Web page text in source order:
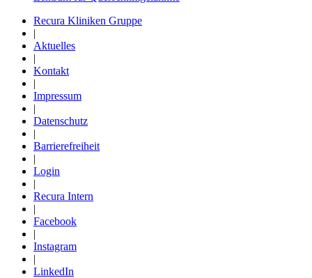
Recura Kliniken Gruppe
|
Aktuelles
|
Kontakt
|
Impressum
|
Datenschutz
|
Barrierefreiheit
|
Login
|
Recura Intern
|
Facebook
|
Instagram
|
LinkedIn